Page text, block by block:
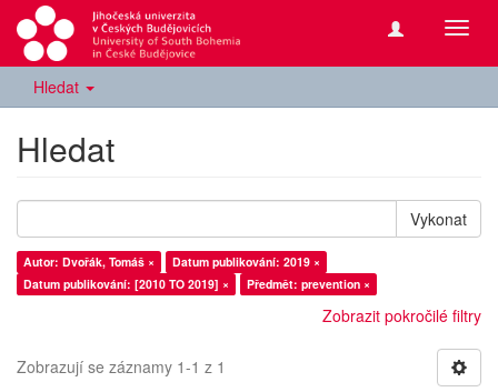
Hledat
Hledat
Vykonat
Autor: Dvořák, Tomáš ×
Datum publikování: 2019 ×
Datum publikování: [2010 TO 2019] ×
Předmět: prevention ×
Zobrazit pokročilé filtry
Zobrazují se záznamy 1-1 z 1